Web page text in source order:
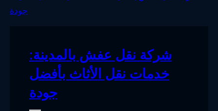
m
شركة نقل عفش بالمدينة:
خدمات نقل الأثاث بأفضل
جودة